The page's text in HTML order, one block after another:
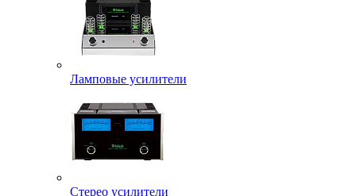
Ламповые усилители
Стерео усилители